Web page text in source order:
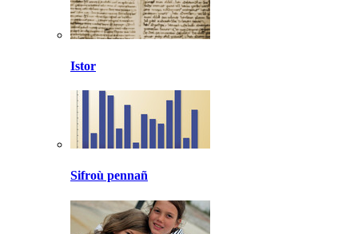
Istor
Sifroù pennañ